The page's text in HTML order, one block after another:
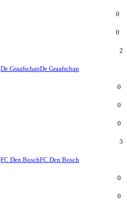
0
0
2
De GraafschapDe Graafschap
0
0
0
3
FC Den BoschFC Den Bosch
0
0